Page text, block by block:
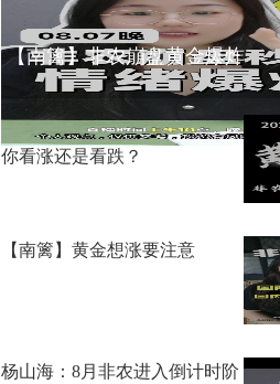
【南篱】非农崩盘黄金爆炸
李鸿彬：8.7黄金大非农来了，
你看涨还是看跌？
【南篱】黄金想涨要注意
杨山海：8月非农进入倒计时阶